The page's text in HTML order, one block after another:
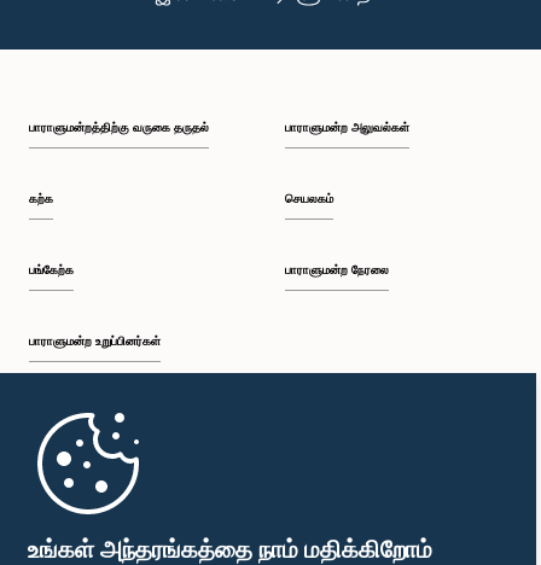
உங்கள் அந்தரங்கத்தை நாம் மதிக்கிறோம்
பாராளுமன்றத்திற்கு வருகை தருதல்
கற்க
பங்கேற்க
பாராளுமன்ற உறுப்பினர்கள்
முதற்பக்கம்
பாராளுமன்ற அலுவல்கள்
செயலகம்
பாராளுமன்ற நேரலை
பாராளுமன்ற கையடக்க செயலி